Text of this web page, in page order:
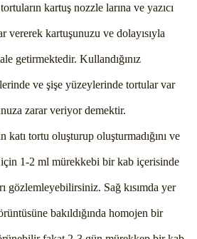
kartuş nozzle larına ve yazıcı
vererek kartuşunuzu ve dolayısıyla
getirmektedir. Kullandığınız
ve şişe yüzeylerinde tortular var
zarar veriyor demektir.
katı tortu oluşturup oluşturmadığını ve
1-2 ml mürekkebi bir kab içerisinde
gözlemleyebilirsiniz. Sağ kısımda yer
bakıldığında homojen bir